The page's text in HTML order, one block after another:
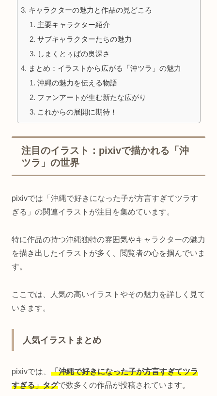
キャラクターの魅力と作品の見どころ
主要キャラクター紹介
サブキャラクターたちの魅力
しまくとぅばの奥深さ
まとめ：イラストから広がる「沖ツラ」の魅力
沖縄の魅力を伝える物語
ファンアートが生む新たな広がり
これからの展開に期待！
注目のイラスト：pixivで描かれる「沖
ツラ」の世界
pixivでは「沖縄で好きになった子が方言すぎてツラす
ぎる」の関連イラストが注目を集めています。
特に作品の持つ沖縄独特の雰囲気やキャラクターの魅力
を描き出したイラストが多く、閲覧者の心を掴んでいま
す。
ここでは、人気の高いイラストやその魅力を詳しく見て
いきます。
人気イラストまとめ
pixivでは、 「沖縄で好きになった子が方言すぎてツラ
すぎる」タグで数多くの作品が投稿されています。